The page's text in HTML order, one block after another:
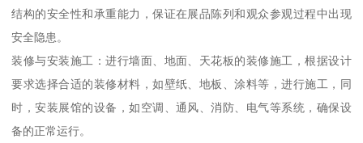
结构的安全性和承重能力，保证在展品陈列和观众参观过程中出现
安全隐患。
装修与安装施工：进行墙面、地面、天花板的装修施工，根据设计
要求选择合适的装修材料，如壁纸、地板、涂料等，进行施工，同
时，安装展馆的设备，如空调、通风、消防、电气等系统，确保设
备的正常运行。